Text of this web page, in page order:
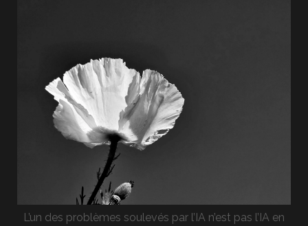
L’un des problèmes soulevés par l’IA n’est pas l’IA en